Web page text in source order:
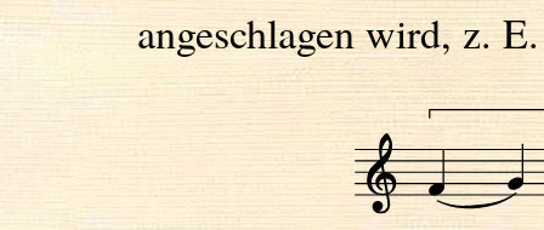
angeschlagen wird, z. E.